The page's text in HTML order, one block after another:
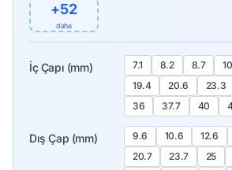
+52
daha
İç Çapı (mm) 7.1 8.2 8.7
19.4
20.6 23.3
36
37.7 40
Dış Çap (mm) 9.6 10.6 12.6
20.7
23.7 25